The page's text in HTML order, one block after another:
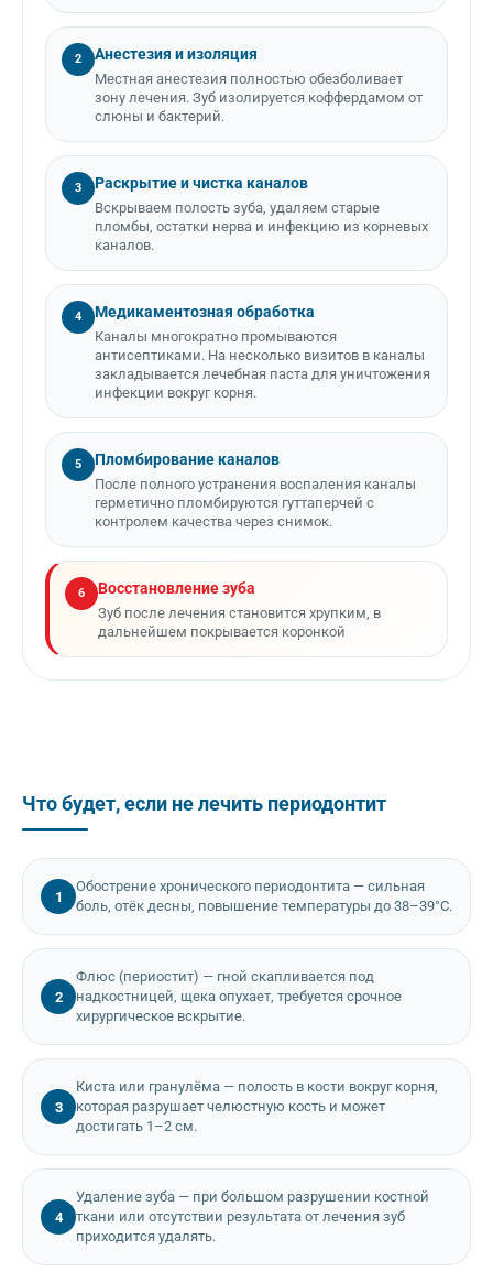
2 Анестезия и изоляция
Местная анестезия полностью обезболивает
зону лечения. Зуб изолируется коффердамом от
слюны и бактерий.
3 Раскрытие и чистка каналов
Вскрываем полость зуба, удаляем старые
пломбы, остатки нерва и инфекцию из корневых
каналов.
4 Медикаментозная обработка
Каналы многократно промываются
антисептиками. На несколько визитов в каналы
закладывается лечебная паста для уничтожения
инфекции вокруг корня.
5 Пломбирование каналов
После полного устранения воспаления каналы
герметично пломбируются гуттаперчей с
контролем качества через снимок.
6 Восстановление зуба
Зуб после лечения становится хрупким, в
дальнейшем покрывается коронкой
Что будет, если не лечить периодонтит
1
Обострение хронического периодонтита — сильная
боль, отёк десны, повышение температуры до 38–39°C.
2
Флюс (периостит) — гной скапливается под
надкостницей, щека опухает, требуется срочное
хирургическое вскрытие.
3
Киста или гранулёма — полость в кости вокруг корня,
которая разрушает челюстную кость и может
достигать 1–2 см.
4
Удаление зуба — при большом разрушении костной
ткани или отсутствии результата от лечения зуб
приходится удалять.